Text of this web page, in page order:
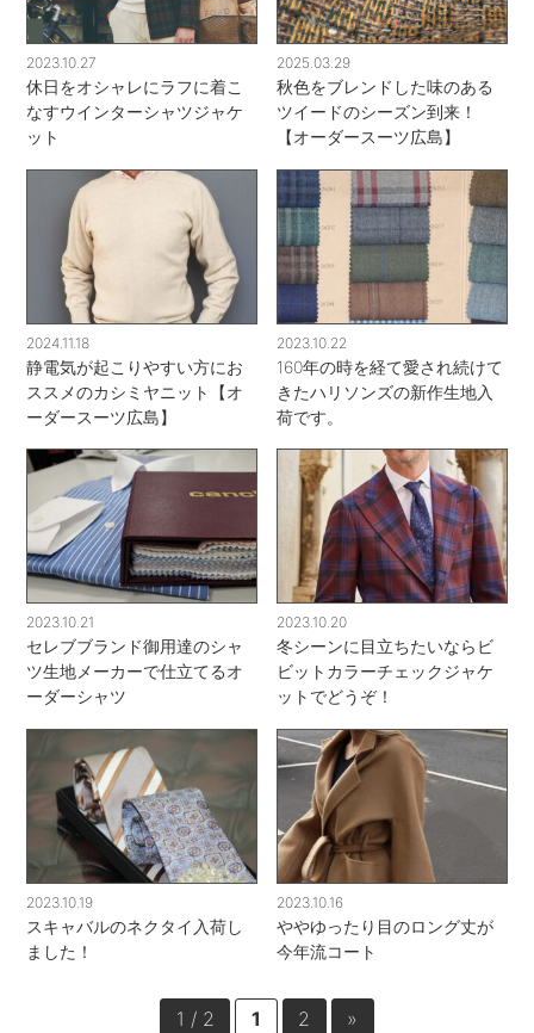
2023.10.27
休日をオシャレにラフに着こ
なすウインターシャツジャケ
ット
2025.03.29
秋色をブレンドした味のある
ツイードのシーズン到来！
【オーダースーツ広島】
2024.11.18
静電気が起こりやすい方にお
ススメのカシミヤニット【オ
ーダースーツ広島】
2023.10.22
160年の時を経て愛され続けて
きたハリソンズの新作生地入
荷です。
2023.10.21
セレブブランド御用達のシャ
ツ生地メーカーで仕立てるオ
ーダーシャツ
2023.10.20
冬シーンに目立ちたいならビ
ビットカラーチェックジャケ
ットでどうぞ！
2023.10.19
スキャバルのネクタイ入荷し
ました！
2023.10.16
ややゆったり目のロング丈が
今年流コート
1 / 2 1 2 »